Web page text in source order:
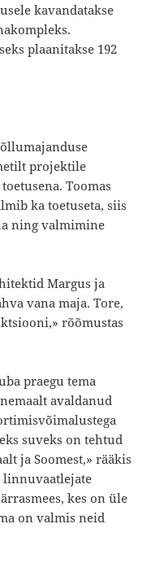
kavandatakse
plaanitakse 192
projektile
Toomas
ka toetuseta, siis
ning valmimine
Margus ja
vana maja. Tore,
rõõmustas
praegu tema
avaldanud
suveks on tehtud
ja Soomest,» rääkis
linnuvaatlejate
kes on üle
on valmis neid